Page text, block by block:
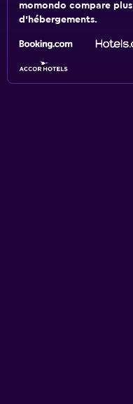
momondo compare
d'hébergements.